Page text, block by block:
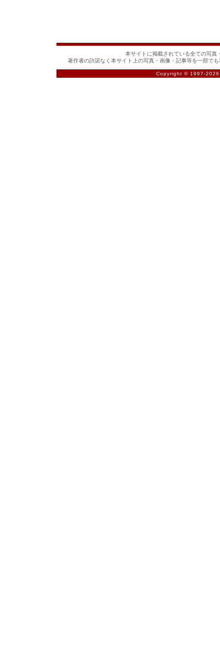
本サイトに掲載されている全ての写真
著作者の許諾なく本サイト上の写真・画像・記事等を一部で
Copyright © 1997-